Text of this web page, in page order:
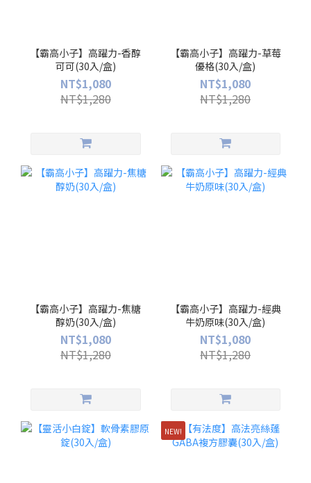
【霸高小子】高躍力-香醇
可可(30入/盒)
NT$1,080
NT$1,280
【霸高小子】高躍力-草莓
優格(30入/盒)
NT$1,080
NT$1,280
【霸高小子】高躍力-焦糖
醇奶(30入/盒)
NT$1,080
NT$1,280
【霸高小子】高躍力-經典
牛奶原味(30入/盒)
NT$1,080
NT$1,280
NEW!